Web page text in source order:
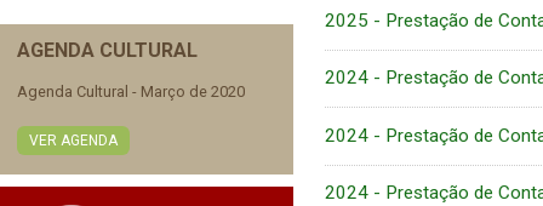
AGENDA CULTURAL
Agenda Cultural - Março de 2020
VER AGENDA
2025 - Prestação de
2024 - Prestação de
2024 - Prestação de
2024 - Prestação de